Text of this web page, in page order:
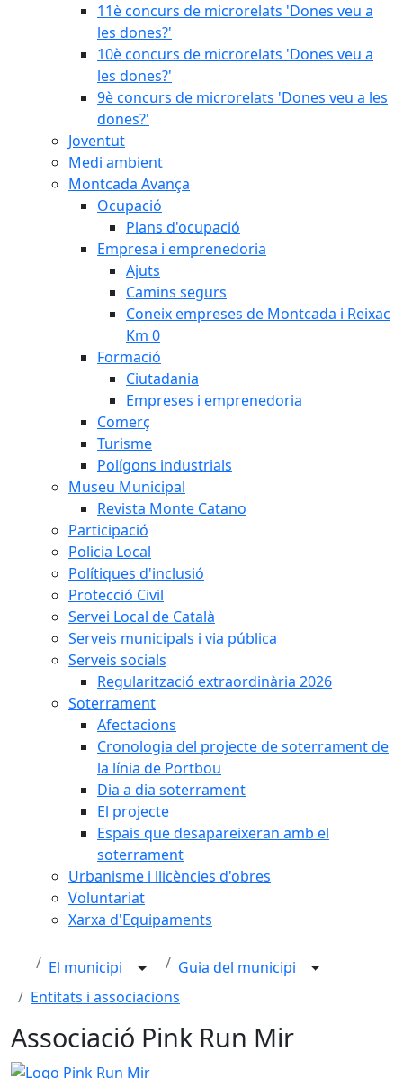
11è concurs de microrelats 'Dones veu a
les dones?'
10è concurs de microrelats 'Dones veu a
les dones?'
9è concurs de microrelats 'Dones veu a les
dones?'
Joventut
Medi ambient
Montcada Avança
Ocupació
Plans d'ocupació
Empresa i emprenedoria
Ajuts
Camins segurs
Coneix empreses de Montcada i Reixac
Km 0
Formació
Ciutadania
Empreses i emprenedoria
Comerç
Turisme
Polígons industrials
Museu Municipal
Revista Monte Catano
Participació
Policia Local
Polítiques d'inclusió
Protecció Civil
Servei Local de Català
Serveis municipals i via pública
Serveis socials
Regularització extraordinària 2026
Soterrament
Afectacions
Cronologia del projecte de soterrament de
la línia de Portbou
Dia a dia soterrament
El projecte
Espais que desapareixeran amb el
soterrament
Urbanisme i llicències d'obres
Voluntariat
Xarxa d'Equipaments
El municipi
Guia del municipi
Entitats i associacions
Associació Pink Run Mir
Logo Pink Run Mir